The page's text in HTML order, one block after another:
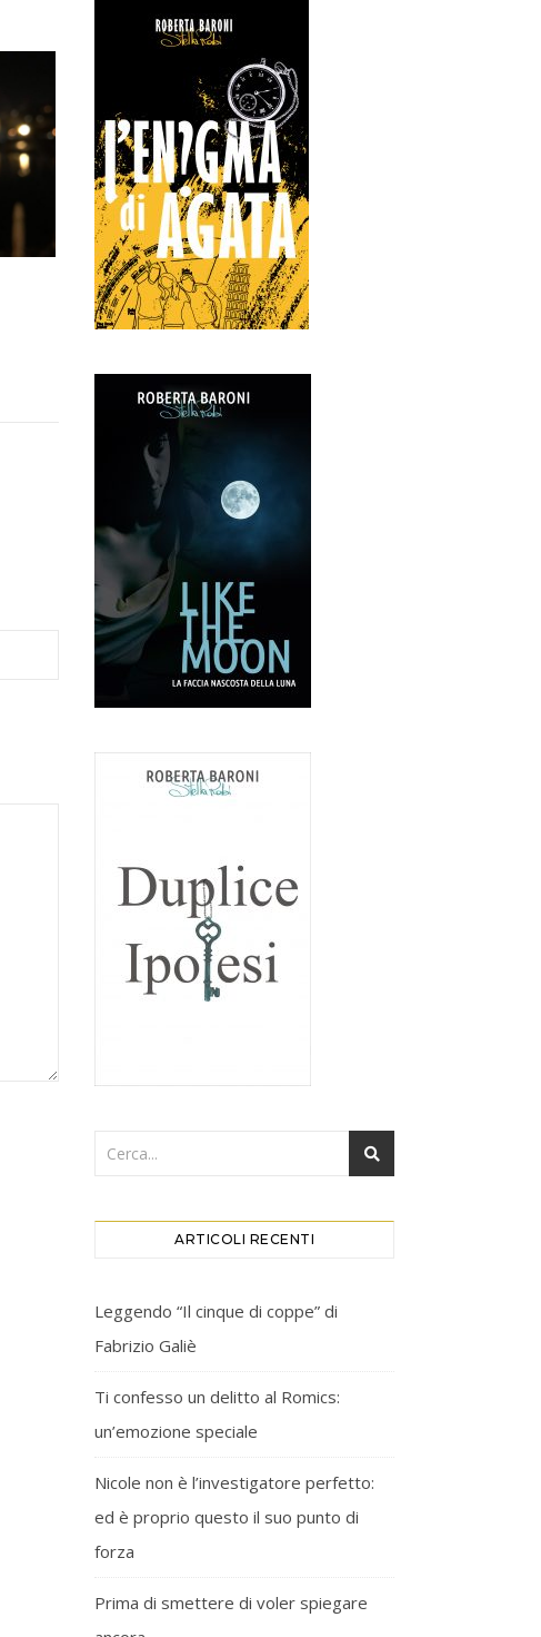
ARTICOLI RECENTI
Leggendo “Il cinque di coppe” di
Fabrizio Galiè
Ti confesso un delitto al Romics:
un’emozione speciale
Nicole non è l’investigatore perfetto:
ed è proprio questo il suo punto di
forza
Prima di smettere di voler spiegare